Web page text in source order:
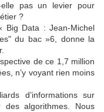
pas un levier pour
?
Big Data : Jean-Michel
du bac »6, donne la
de ce 1,7 million
n’y voyant rien moins
d’informations sur
algorithmes. Nous